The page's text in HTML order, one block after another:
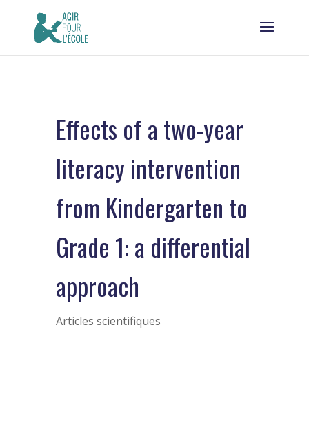
Effects of a two-year
literacy intervention
from Kindergarten to
Grade 1: a differential
approach
Articles scientifiques